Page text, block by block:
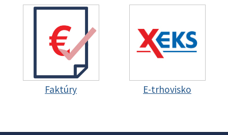
Faktúry E-trhovisko